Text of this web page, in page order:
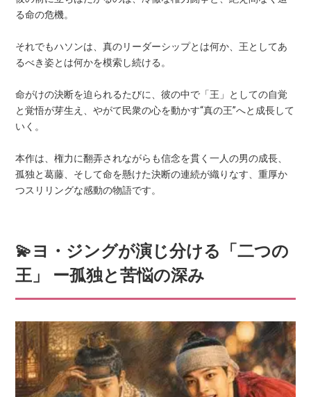
る命の危機。
それでもハソンは、真のリーダーシップとは何か、王としてあ
るべき姿とは何かを模索し続ける。
命がけの決断を迫られるたびに、彼の中で「王」としての自覚
と覚悟が芽生え、やがて民衆の心を動かす“真の王”へと成長して
いく。
本作は、権力に翻弄されながらも信念を貫く一人の男の成長、
孤独と葛藤、そして命を懸けた決断の連続が織りなす、重厚か
つスリリングな感動の物語です。
💫ヨ・ジングが演じ分ける「二つの
王」 ー孤独と苦悩の深み